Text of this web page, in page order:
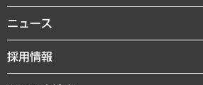
共生・ダイバーシティ
GRC（ガバナンス・リスク・コンプライアンス）
経済・産業・雇用・労働
経営用語集
受託・受注実績（官公庁関連）
MUFGビジネスセミナー
受託案件情報
私たちの想い
社長メッセージ
会社概要
ニュース
ニュースリリース
お知らせ
採用情報